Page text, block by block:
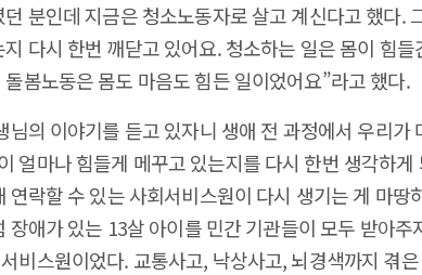
분인데 지금은 청소노동자로 살고 계신다고 했다.
다시 한번 깨닫고 있어요. 청소하는 일은 몸이 힘들
봄노동은 몸도 마음도 힘든 일이었어요”라고 했다.
의 이야기를 듣고 있자니 생애 전 과정에서 우리가
얼마나 힘들게 메꾸고 있는지를 다시 한번 생각하게
락할 수 있는 사회서비스원이 다시 생기는 게 마땅
애가 있는 13살 아이를 민간 기관들이 모두 받아주
비스원이었다. 교통사고, 낙상사고, 뇌경색까지 겪